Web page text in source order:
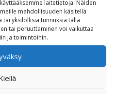
laitetietoja. Näiden
mahdollisuuden käsitellä
tai yksilöllisiä tunnuksia tällä
tai peruuttaminen voi vaikuttaa
ja toimintoihin.